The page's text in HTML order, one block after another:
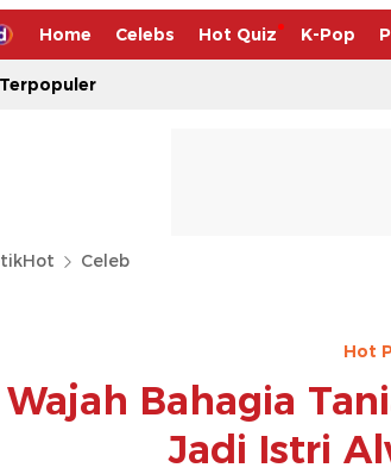
Home Celebs Hot Quiz K-Pop
Terpopuler
Celeb
Hot
Wajah Bahagia
Jadi Istri